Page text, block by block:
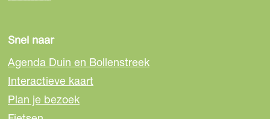
Snel naar
Agenda Duin en Bollenstreek
Interactieve kaart
Plan je bezoek